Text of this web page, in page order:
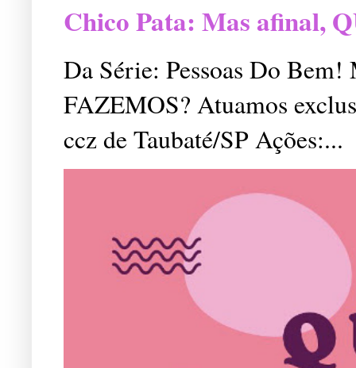
Chico Pata: Mas afinal,
Da Série: Pessoas Do
FAZEMOS? Atuamos
ccz de Taubaté/SP Ações:...